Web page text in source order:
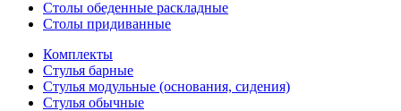
Столы обеденные раскладные
Столы придиванные
Комплекты
Стулья барные
Стулья модульные (основания, сидения)
Стулья обычные